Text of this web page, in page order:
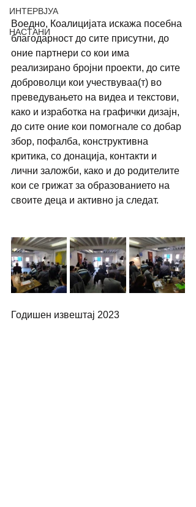
ИНТЕРВЈУА
НАСТАНИ
Воедно, Коалицијата искажа посебна
благодарност до сите присутни, до
оние партнери со кои има
реализирано бројни проекти, до сите
доброволци кои учествуваа(т) во
преведувањето на видеа и текстови,
како и изработка на графички дизајн,
до сите оние кои помогнале со добар
збор, пофалба, конструктивна
критика, со донација, контакти и
лични заложби, како и до родителите
кои се грижат за образованието на
своите деца и активно ја следат.
Годишен извештај 2023